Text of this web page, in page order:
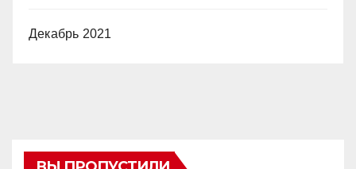
Декабрь 2021